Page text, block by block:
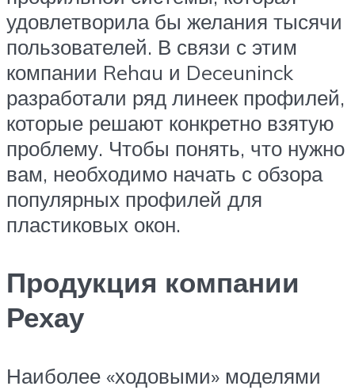
удовлетворила бы желания тысячи
пользователей. В связи с этим
компании Rehau и Deceuninck
разработали ряд линеек профилей,
которые решают конкретно взятую
проблему. Чтобы понять, что нужно
вам, необходимо начать с обзора
популярных профилей для
пластиковых окон.
Продукция компании
Рехау
Наиболее «ходовыми» моделями